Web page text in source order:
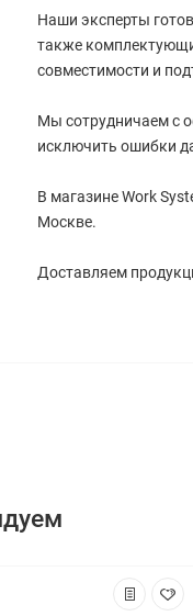
Наши эксперты
также
совместимости и
Мы сотрудничаем с
исключить ошибки
В магазине Work
Москве.
Доставляем